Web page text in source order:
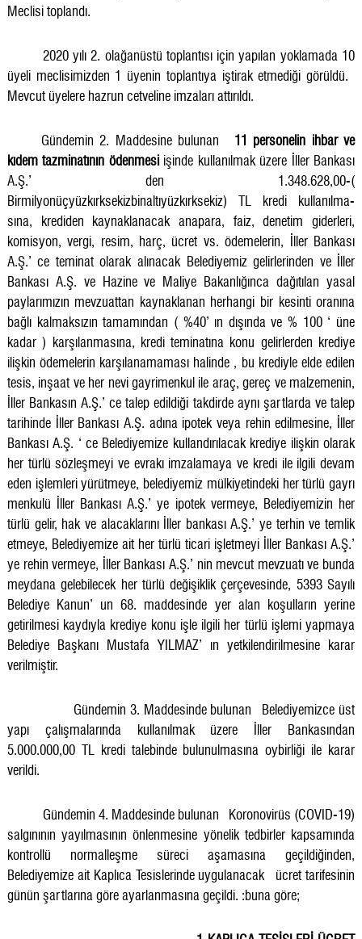
Meclisi toplandı.
2020 yılı 2. olağanüstü toplantısı için yapılan yoklamada 10
üyeli meclisimizden 1 üyenin toplantıya iştirak etmediği görüldü.
Mevcut üyelere hazrun cetveline imzaları attırıldı.
Gündemin 2. Maddesine bulunan
11 personelin ihbar ve
kıdem tazminatının ödenmesiişinde kullanılmak üzere İller Bankası
A.Ş.’ den 1.348.628,00-(
Birmilyonüçyüzkırksekizbinaltıyüzkırksekiz) TL kredi kullanılma-
sına, krediden kaynaklanacak anapara, faiz, denetim giderleri,
komisyon, vergi, resim, harç, ücret vs. ödemelerin, İller Bankası
A.Ş.’ ce teminat olarak alınacak Belediyemiz gelirlerinden ve İller
Bankası A.Ş. ve Hazine ve Maliye Bakanlığınca dağıtılan yasal
paylarımızın mevzuattan kaynaklanan herhangi bir kesinti oranına
bağlı kalmaksızın tamamından ( %40’ ın dışında ve % 100 ‘ üne
kadar ) karşılanmasına, kredi teminatına konu gelirlerden krediye
ilişkin ödemelerin karşılanamaması halinde , bu krediyle elde edilen
tesis, inşaat ve her nevi gayrimenkul ile araç, gereç ve malzemenin,
İller Bankasın A.Ş.’ ce talep edildiği takdirde aynı şartlarda ve talep
tarihinde İller Bankası A.Ş. adına ipotek veya rehin edilmesine, İller
Bankası A.Ş. ‘ ce Belediyemize kullandırılacak krediye ilişkin olarak
her türlü sözleşmeyi ve evrakı imzalamaya ve kredi ile ilgili devam
eden işlemleri yürütmeye, belediyemiz mülkiyetindeki her türlü gayrı
menkulü İller Bankası A.Ş.’ ye ipotek vermeye, Belediyemizin her
türlü gelir, hak ve alacaklarını İller bankası A.Ş.’ ye terhin ve temlik
etmeye, Belediyemize ait her türlü ticari işletmeyi İller Bankası A.Ş.’
ye rehin vermeye, İller Bankası A.Ş.’ nin mevcut mevzuatı ve bunda
meydana gelebilecek her türlü değişiklik çerçevesinde, 5393 Sayılı
Belediye Kanun’ un 68. maddesinde yer alan koşulların yerine
getirilmesi kaydıyla krediye konu işle ilgili her türlü işlemi yapmaya
Belediye Başkanı Mustafa YILMAZ’ ın yetkilendirilmesine karar
verilmiştir.
Gündemin 3. Maddesinde bulunan
Belediyemizce üst
yapı çalışmalarında kullanılmak üzere İller Bankasından
5.000.000,00 TL kredi talebinde bulunulmasına oybirliği ile karar
verildi.
Gündemin 4. Maddesinde bulunan
Koronovirüs (COVID-19)
salgınının yayılmasının önlenmesine yönelik tedbirler kapsamında
kontrollü normalleşme süreci aşamasına geçildiğinden,
Belediyemize ait Kaplıca Tesislerinde uygulanacak
ücret tarifesinin
günün şartlarına göre ayarlanmasına geçildi. :buna göre;